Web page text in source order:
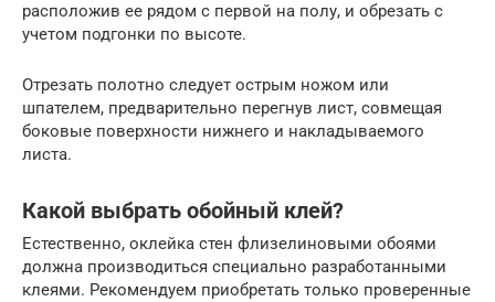
расположив ее рядом с первой на полу, и обрезать с
учетом подгонки по высоте.
Отрезать полотно следует острым ножом или
шпателем, предварительно перегнув лист, совмещая
боковые поверхности нижнего и накладываемого
листа.
Какой выбрать обойный клей?
Естественно, оклейка стен флизелиновыми обоями
должна производиться специально разработанными
клеями. Рекомендуем приобретать только проверенные